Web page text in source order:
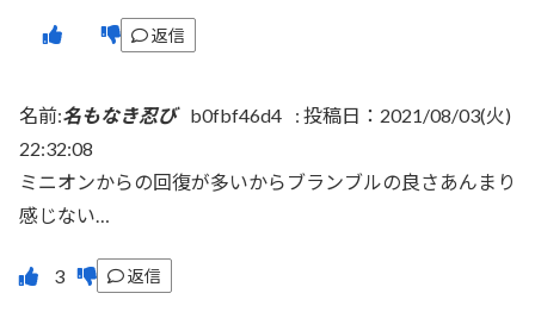
返信
名前:名もなき忍び b0fbf46d4 : 投稿日：2021/08/03(火)
22:32:08
ミニオンからの回復が多いからブランブルの良さあんまり
感じない…
返信